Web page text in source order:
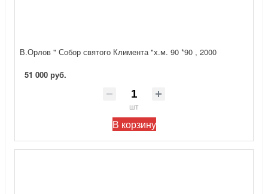
В.Орлов " Собор святого Климента "х.м. 90 *90 , 2000
51 000 руб.
шт
В корзину